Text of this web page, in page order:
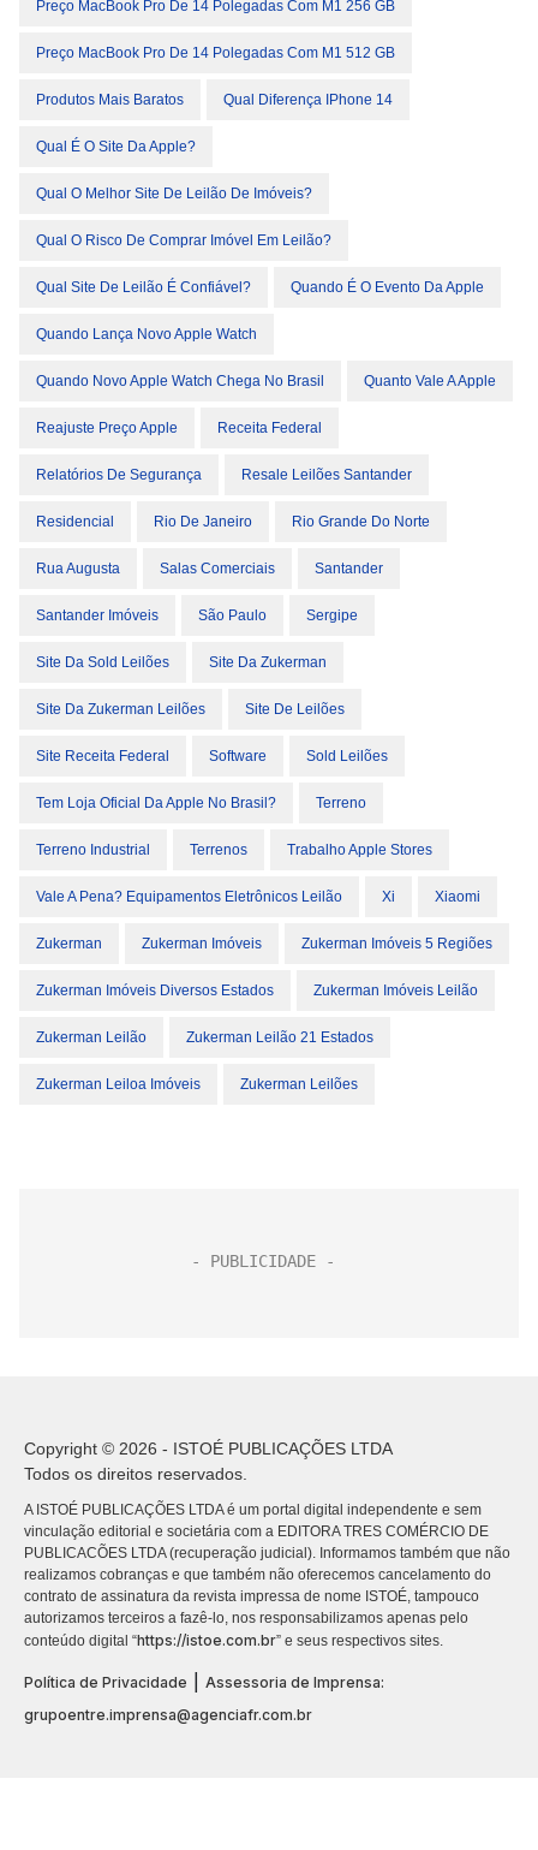
Preço MacBook Pro De 14 Polegadas Com M1 256 GB
Preço MacBook Pro De 14 Polegadas Com M1 512 GB
Produtos Mais Baratos Qual Diferença IPhone 14
Qual É O Site Da Apple?
Qual O Melhor Site De Leilão De Imóveis?
Qual O Risco De Comprar Imóvel Em Leilão?
Qual Site De Leilão É Confiável? Quando É O Evento Da Apple
Quando Lança Novo Apple Watch
Quando Novo Apple Watch Chega No Brasil Quanto Vale A Apple
Reajuste Preço Apple Receita Federal
Relatórios De Segurança Resale Leilões Santander
Residencial Rio De Janeiro Rio Grande Do Norte
Rua Augusta Salas Comerciais Santander
Santander Imóveis São Paulo Sergipe
Site Da Sold Leilões Site Da Zukerman
Site Da Zukerman Leilões Site De Leilões
Site Receita Federal Software Sold Leilões
Tem Loja Oficial Da Apple No Brasil? Terreno
Terreno Industrial Terrenos Trabalho Apple Stores
Vale A Pena? Equipamentos Eletrônicos Leilão Xi Xiaomi
Zukerman Zukerman Imóveis Zukerman Imóveis 5 Regiões
Zukerman Imóveis Diversos Estados Zukerman Imóveis Leilão
Zukerman Leilão Zukerman Leilão 21 Estados
Zukerman Leiloa Imóveis Zukerman Leilões
Copyright © 2026 - ISTOÉ PUBLICAÇÕES LTDA
Todos os direitos reservados.
A ISTOÉ PUBLICAÇÕES LTDA é um portal digital independente e sem
vinculação editorial e societária com a EDITORA TRES COMÉRCIO DE
PUBLICACÕES LTDA (recuperação judicial). Informamos também que não
realizamos cobranças e que também não oferecemos cancelamento do
contrato de assinatura da revista impressa de nome ISTOÉ, tampouco
autorizamos terceiros a fazê-lo, nos responsabilizamos apenas pelo
conteúdo digital “https://istoe.com.br” e seus respectivos sites.
Política de Privacidade
Assessoria de Imprensa:
grupoentre.imprensa@agenciafr.com.br